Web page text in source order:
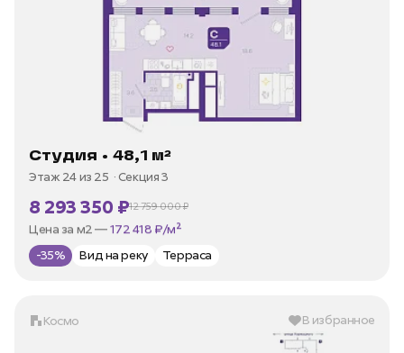
Студия • 48,1 м²
Этаж 24 из 25 Секция 3
8 293 350 ₽12 759 000 ₽
В ипотеку —от 35 973 ₽/мес
Цена за м2 —172 418 ₽/м²
-35%
Вид на реку Терраса
Космо В избранное